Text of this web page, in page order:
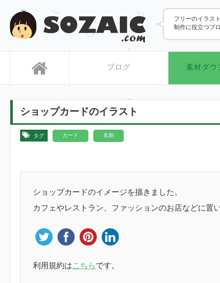
SOZAIC.com
フリーのイラス
制作に役立つブ
ブログ 素材ダウ
ショップカードのイラスト
タグ カード 名刺
ショップカードのイメージを描きました。
カフェやレストラン、ファッションのお店などに置
利用規約はこちらです。